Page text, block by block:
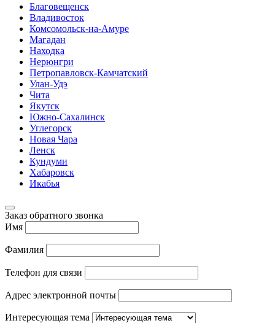
Благовещенск
Владивосток
Комсомольск-на-Амуре
Магадан
Находка
Нерюнгри
Петропавловск-Камчатский
Улан-Удэ
Чита
Якутск
Южно-Сахалинск
Углегорск
Новая Чара
Ленск
Кундуми
Хабаровск
Икабья
Заказ обратного звонка
Имя
Фамилия
Телефон для связи
Адрес электронной почты
Интересующая тема